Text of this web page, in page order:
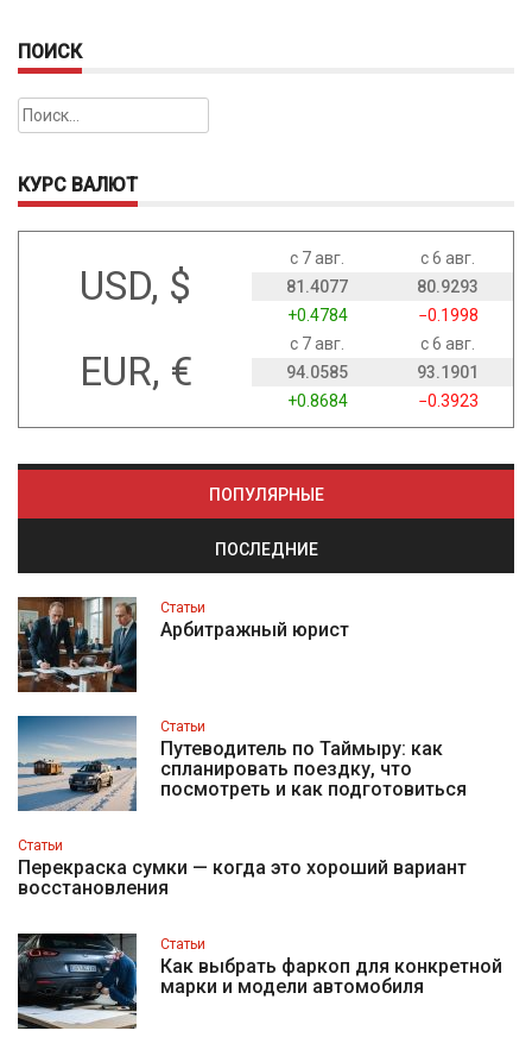
ПОИСК
Найти:
КУРС ВАЛЮТ
USD, $
с 7 авг.
с 6 авг.
81.4077
80.9293
+0.4784
−0.1998
EUR, €
с 7 авг.
с 6 авг.
94.0585
93.1901
+0.8684
−0.3923
ПОПУЛЯРНЫЕ
ПОСЛЕДНИЕ
Статьи
Арбитражный юрист
Статьи
Путеводитель по Таймыру: как
спланировать поездку, что
посмотреть и как подготовиться
Статьи
Перекраска сумки — когда это хороший вариант
восстановления
Статьи
Как выбрать фаркоп для конкретной
марки и модели автомобиля